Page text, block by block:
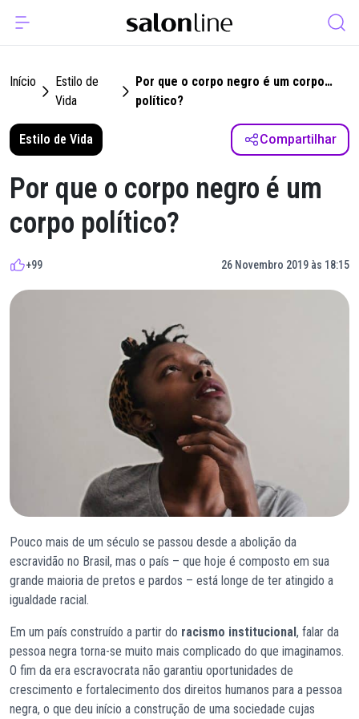
Início
Estilo de
Vida
Por que o corpo negro é um corpo
político?
Estilo de Vida Compartilhar
Por que o corpo negro é um
corpo político?
+99 26 Novembro 2019 às 18:15
Pouco mais de um século se passou desde a abolição da
escravidão no Brasil, mas o país – que hoje é composto em sua
grande maioria de pretos e pardos – está longe de ter atingido a
igualdade racial.
Em um país construído a partir do racismo institucional, falar da
pessoa negra torna-se muito mais complicado do que imaginamos.
O fim da era escravocrata não garantiu oportunidades de
crescimento e fortalecimento dos direitos humanos para a pessoa
negra, o que deu início a construção de uma sociedade cujas